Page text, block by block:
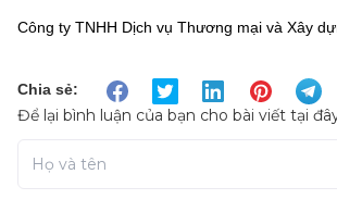
Công ty TNHH Dịch vụ Thương mại và Xây
Chia sẻ:
Để lại bình luận của bạn cho bài viết tại